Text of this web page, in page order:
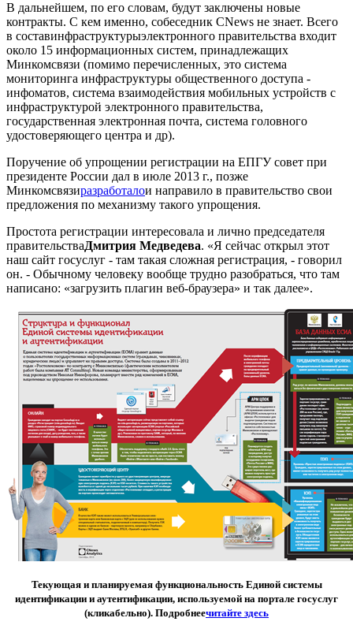
В дальнейшем, по его словам, будут заключены новые
контракты. С кем именно, собеседник CNews не знает. Всего
в составинфраструктурыэлектронного правительства входит
около 15 информационных систем, принадлежащих
Минкомсвязи (помимо перечисленных, это система
мониторинга инфраструктуры общественного доступа -
инфоматов, система взаимодействия мобильных устройств с
инфраструктурой электронного правительства,
государственная электронная почта, система головного
удостоверяющего центра и др).
Поручение об упрощении регистрации на ЕПГУ совет при
президенте России дал в июле 2013 г., позже
Минкомсвязиразработалои направило в правительство свои
предложения по механизму такого упрощения.
Простота регистрации интересовала и лично председателя
правительстваДмитрия Медведева. «Я сейчас открыл этот
наш сайт госуслуг - там такая сложная регистрация, - говорил
он. - Обычному человеку вообще трудно разобраться, что там
написано: «загрузить плагин веб-браузера» и так далее».
Текующая и планируемая функциональность Единой системы
идентификации и аутентификации, используемой на портале госуслуг
(кликабельно). Подробнеечитайте здесь